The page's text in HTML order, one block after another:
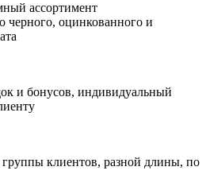
ассортимент
черного, оцинкованного и
и бонусов, индивидуальный
клиентов, разной длины, по